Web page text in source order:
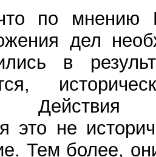
по мнению
дел
в
Действия
это не
Тем более,